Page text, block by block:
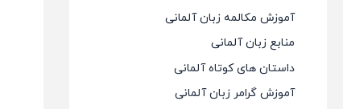
آموزش مکالمه زبان آلمانی
منابع زبان آلمانی
داستان های کوتاه آلمانی
آموزش گرامر زبان آلمانی